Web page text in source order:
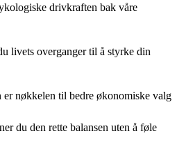
drivkraften bak våre
livets overganger til å styrke din
nøkkelen til bedre økonomiske valg
du den rette balansen uten å føle